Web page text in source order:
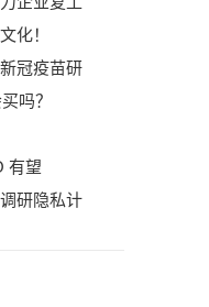
化！
冠疫苗研
吗？
有望
研隐私计